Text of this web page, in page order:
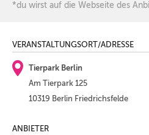
*du wirst auf die Webseite des
VERANSTALTUNGSORT/ADRESSE
Tierpark Berlin
Am Tierpark 125
10319 Berlin Friedrichsfelde
ANBIETER